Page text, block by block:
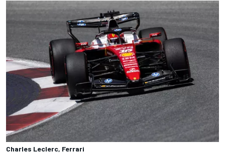
Charles Leclerc, Ferrari